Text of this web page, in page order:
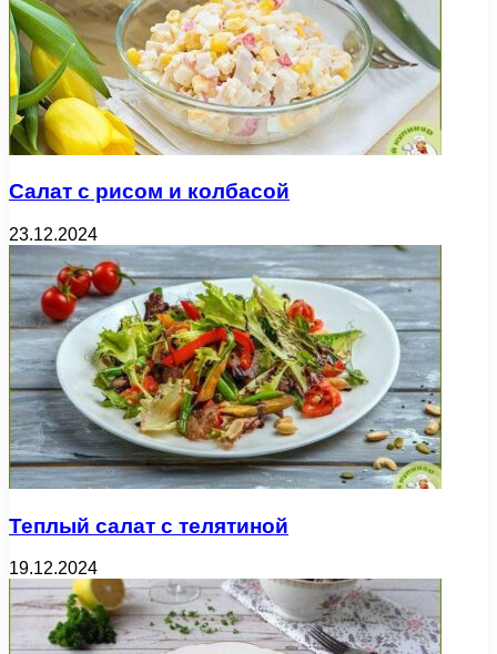
Салат с рисом и колбасой
23.12.2024
Теплый салат с телятиной
19.12.2024